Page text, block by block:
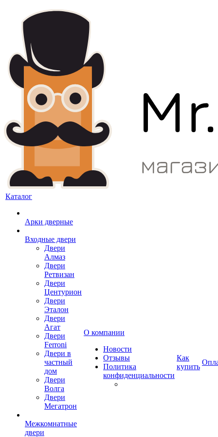
Каталог
Арки дверные
Входные двери
Двери
Алмаз
Двери
Ретвизан
Двери
Центурион
Двери
Эталон
Двери
Агат
Двери
Ferroni
Двери в
частный
дом
Двери
Волга
Двери
Мегатрон
Межкомнатные
двери
О компании
Новости
Отзывы
Политика
конфиденциальности
Как
купить